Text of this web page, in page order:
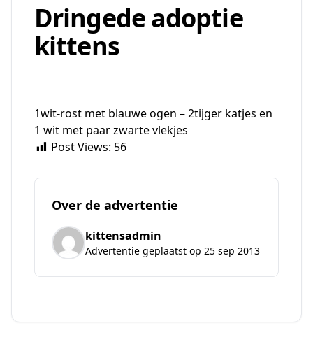
Dringede adoptie
kittens
1wit-rost met blauwe ogen – 2tijger katjes en
1 wit met paar zwarte vlekjes
Post Views: 56
Over de advertentie
kittensadmin
Advertentie geplaatst op 25 sep 2013